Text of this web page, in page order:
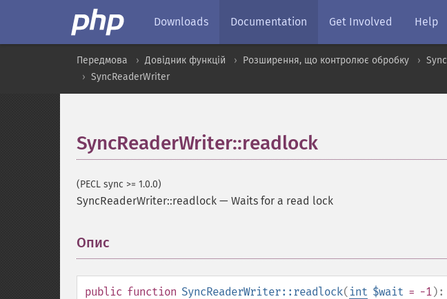
Downloads Documentation Get Involved Help
Передмова Довідник функцій Розширення, що контролює обробку
Sync
SyncReaderWriter
SyncReaderWriter::readlock
(PECL sync >= 1.0.0)
SyncReaderWriter::readlock — Waits for a read lock
Опис
public function SyncReaderWriter::readlock( int $wait = -1):